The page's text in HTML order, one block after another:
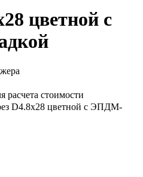
цветной с
расчета стоимости
D4.8х28 цветной с ЭПДМ-